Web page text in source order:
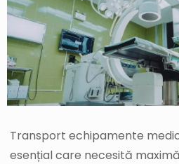
Transport echipamente
esențial care necesită